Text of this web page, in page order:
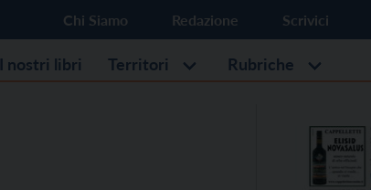
Chi Siamo Redazione Scrivici
I nostri libri Territori Rubriche